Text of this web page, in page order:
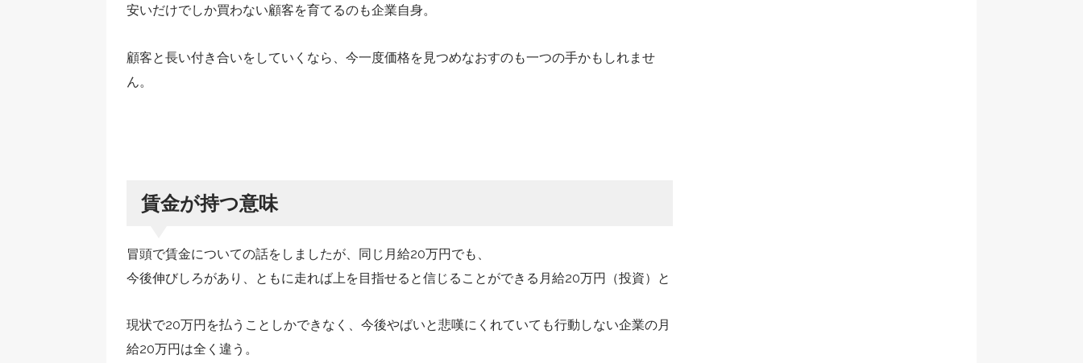
安いだけでしか買わない顧客を育てるのも企業自身。
顧客と長い付き合いをしていくなら、今一度価格を見つめなおすのも一つの手かもしれませ
ん。
賃金が持つ意味
冒頭で賃金についての話をしましたが、同じ月給20万円でも、
今後伸びしろがあり、ともに走れば上を目指せると信じることができる月給20万円（投資）と
現状で20万円を払うことしかできなく、今後やばいと悲嘆にくれていても行動しない企業の月
給20万円は全く違う。